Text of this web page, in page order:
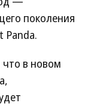
поколения
Panda.
что в новом